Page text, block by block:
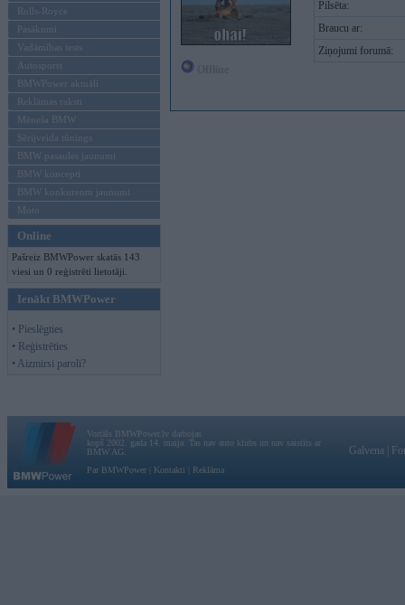
Rolls-Royce
Pasākumi
Vadāmības tests
Autosports
BMWPower aktuāli
Reklāmas raksti
Mēneša BMW
Sērijveida tūnings
BMW pasaules jaunumi
BMW koncepti
BMW konkurentu jaunumi
Moto
Online
Pašreiz BMWPower skatās 143
viesi un 0 reģistrēti lietotāji.
Ienākt BMWPower
• Pieslēgties
• Reģistrēties
• Aizmirsi paroli?
Pilsēta:
Braucu ar:
Ziņojumi forumā:
Vortāls BMWPower.lv darbojas
kopš 2002. gada 14. maija. Tas nav auto klubs un nav saistīts ar
BMW AG.
Par BMWPower
Kontakti Reklāma
Galvena